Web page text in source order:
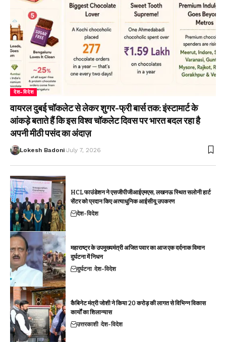
देश-विदेश
वायरल दुबई चॉकलेट से लेकर शुगर-फ्री बार्स तक: इंस्टामार्ट के
आंकड़े बताते हैं कि इस विश्व चॉकलेट दिवस पर भारत बदल रहा है
अपनी मीठी पसंद का अंदाज़
Lokesh Badoni July 7, 2026
HCL फाउंडेशन ने एसजीपीजीआईएमएस, लखनऊ स्थित सलोनी हार्ट
सेंटर को प्रदान किए अत्याधुनिक आईसीयू उपकरण
देश-विदेश
महाराष्ट्र के उपमुख्यमंत्री अजित पवार का आज एक दर्दनाक विमान
दुर्घटना में निधन
दुर्घटना देश-विदेश
कैबिनेट मंत्री जोशी ने किया 20 करोड़ की लागत से विभिन्न विकास
कार्यों का शिलान्यास
उत्तरकाशी देश-विदेश